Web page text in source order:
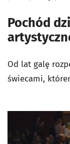
Pochód
Od lat galę
świecami,